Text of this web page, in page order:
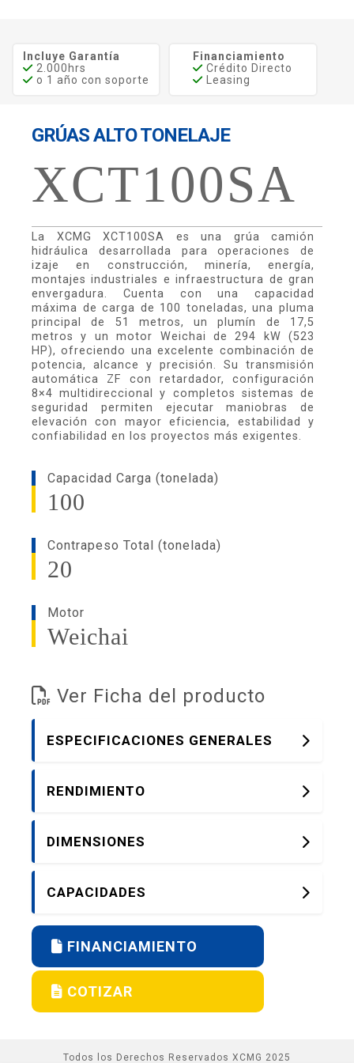
Incluye Garantía
2.000hrs
o 1 año con soporte
Financiamiento
Crédito Directo
Leasing
GRÚAS ALTO TONELAJE
XCT100SA
La XCMG XCT100SA es una grúa camión
hidráulica desarrollada para operaciones de
izaje en construcción, minería, energía,
montajes industriales e infraestructura de gran
envergadura. Cuenta con una capacidad
máxima de carga de 100 toneladas, una pluma
principal de 51 metros, un plumín de 17,5
metros y un motor Weichai de 294 kW (523
HP), ofreciendo una excelente combinación de
potencia, alcance y precisión. Su transmisión
automática ZF con retardador, configuración
8×4 multidireccional y completos sistemas de
seguridad permiten ejecutar maniobras de
elevación con mayor eficiencia, estabilidad y
confiabilidad en los proyectos más exigentes.
Capacidad Carga (tonelada)
100
Contrapeso Total (tonelada)
20
Motor
Weichai
Ver Ficha del producto
ESPECIFICACIONES GENERALES
RENDIMIENTO
DIMENSIONES
CAPACIDADES
FINANCIAMIENTO
COTIZAR
Todos los Derechos Reservados XCMG 2025